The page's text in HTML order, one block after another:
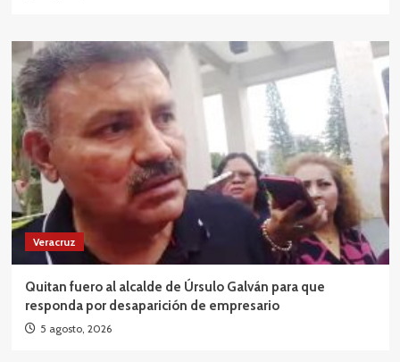
Veracruz
Quitan fuero al alcalde de Úrsulo Galván para que
responda por desaparición de empresario
5 agosto, 2026